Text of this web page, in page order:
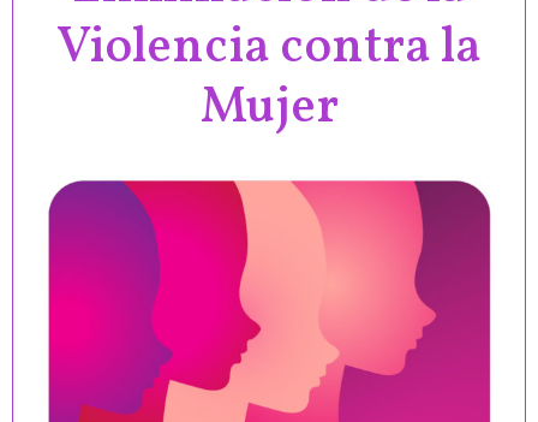
Violencia contra la
Mujer